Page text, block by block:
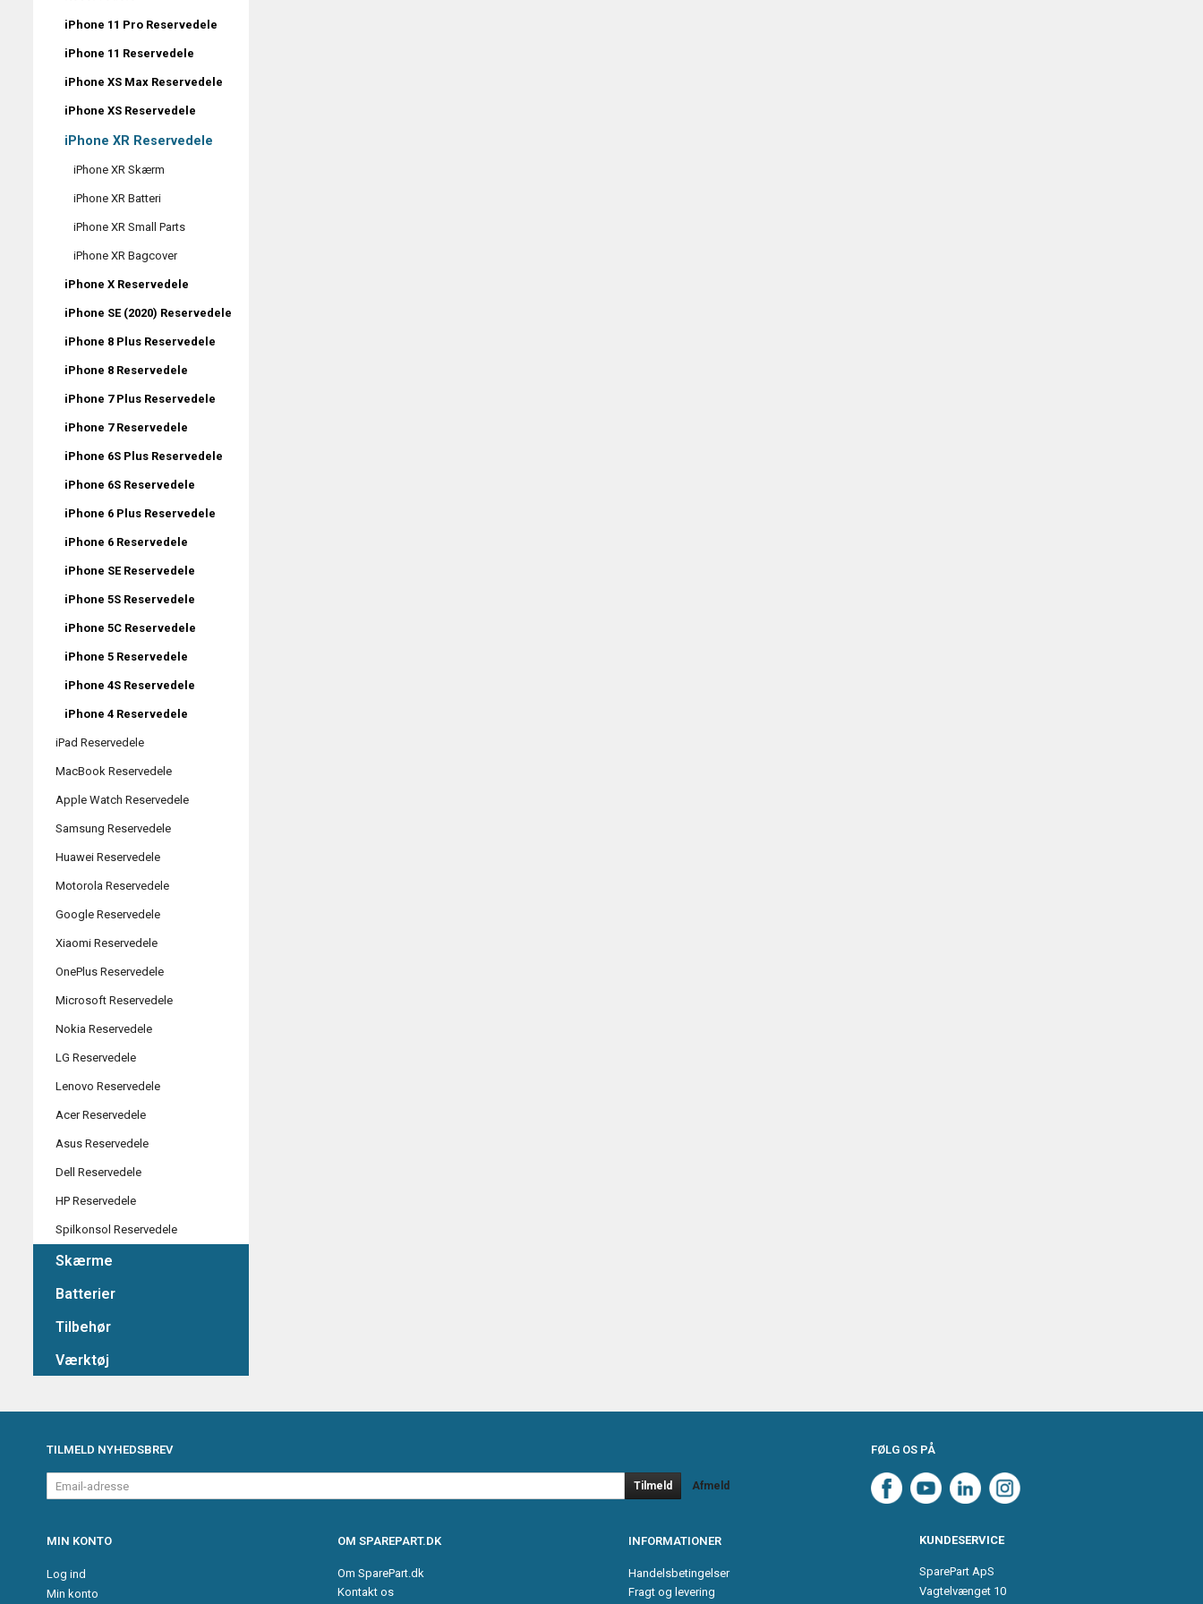
iPhone 11 Pro Reservedele
iPhone 11 Reservedele
iPhone XS Max Reservedele
iPhone XS Reservedele
iPhone XR Reservedele
iPhone XR Skærm
iPhone XR Batteri
iPhone XR Small Parts
iPhone XR Bagcover
iPhone X Reservedele
iPhone SE (2020) Reservedele
iPhone 8 Plus Reservedele
iPhone 8 Reservedele
iPhone 7 Plus Reservedele
iPhone 7 Reservedele
iPhone 6S Plus Reservedele
iPhone 6S Reservedele
iPhone 6 Plus Reservedele
iPhone 6 Reservedele
iPhone SE Reservedele
iPhone 5S Reservedele
iPhone 5C Reservedele
iPhone 5 Reservedele
iPhone 4S Reservedele
iPhone 4 Reservedele
iPad Reservedele
MacBook Reservedele
Apple Watch Reservedele
Samsung Reservedele
Huawei Reservedele
Motorola Reservedele
Google Reservedele
Xiaomi Reservedele
OnePlus Reservedele
Microsoft Reservedele
Nokia Reservedele
LG Reservedele
Lenovo Reservedele
Acer Reservedele
Asus Reservedele
Dell Reservedele
HP Reservedele
Spilkonsol Reservedele
Skærme
Batterier
Tilbehør
Værktøj
TILMELD NYHEDSBREV
Email-
adresse
Tilmeld Afmeld
FØLG OS PÅ
MIN KONTO
Log ind
Min konto
OM SPAREPART.DK
Om SparePart.dk
Kontakt os
INFORMATIONER
Handelsbetingelser
Fragt og levering
KUNDESERVICE
SparePart ApS
Vagtelvænget 10